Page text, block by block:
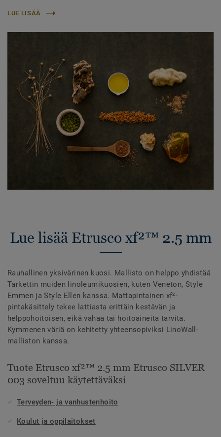
LUE LISÄÄ
Lue lisää Etrusco xf²™ 2.5 mm
Rauhallinen yksivärinen kuosi. Mallisto on helppo yhdistää
Tarkettin muiden linoleumikuosien, kuten Veneton, Style
Emmen ja Style Ellen kanssa. Mattapintainen xf²-
pintakäsittely tekee lattiasta erittäin kestävän ja
helppohoitoisen, eikä vahaa tai hoitoaineita tarvita.
Kymmenen väriä on kehitetty yhteensopiviksi LinoWall-
malliston kanssa.
Tuote Etrusco xf²™ 2.5 mm Etrusco SILVER
003 soveltuu käytettäväksi
Terveyden- ja vanhustenhoito
Koulut ja oppilaitokset